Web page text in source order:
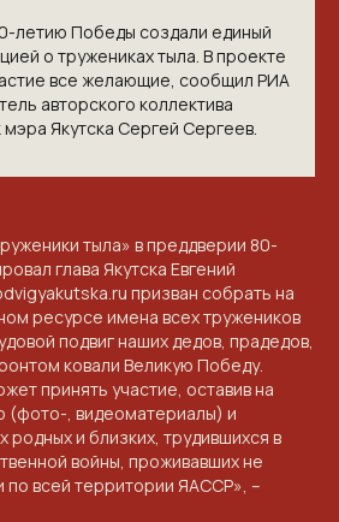
летию Победы создали единый
о тружениках тыла. В проекте
все желающие, сообщил РИА
авторского коллектива
Якутска Сергей Сергеев.
тыла» в преддверии 80-
глава Якутска Евгений
призван собрать на
ресурсе имена всех тружеников
подвиг наших дедов, прадедов,
ковали Великую Победу.
принять участие, оставив на
(фото-, видеоматериалы) и
родных и близких, трудившихся в
войны, проживавших не
по всей территории ЯАССР», –